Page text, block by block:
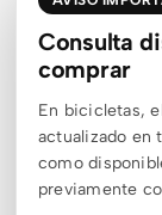
Consulta
comprar
En bicicletas,
actualizado en
como
previamente